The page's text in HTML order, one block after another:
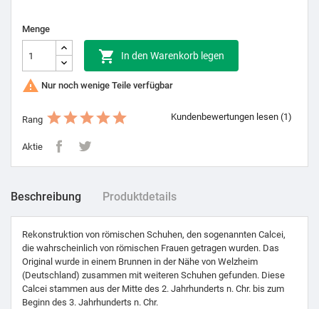
Menge
 In den Warenkorb legen
 Nur noch wenige Teile verfügbar
Rang Kundenbewertungen lesen (1)
Aktie
Beschreibung Produktdetails
Rekonstruktion von römischen Schuhen, den sogenannten Calcei,
die wahrscheinlich von römischen Frauen getragen wurden. Das
Original wurde in einem Brunnen in der Nähe von Welzheim
(Deutschland) zusammen mit weiteren Schuhen gefunden. Diese
Calcei stammen aus der Mitte des 2. Jahrhunderts n. Chr. bis zum
Beginn des 3. Jahrhunderts n. Chr.